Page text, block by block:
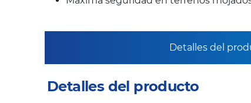
Detalles del
Detalles del producto